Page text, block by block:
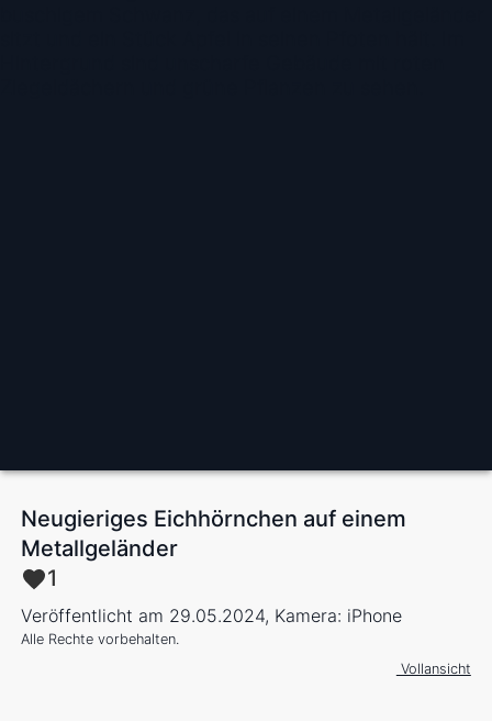
Neugieriges Eichhörnchen auf einem
Metallgeländer
1
Veröffentlicht am 29.05.2024, Kamera: iPhone
Alle Rechte vorbehalten.
Vollansicht